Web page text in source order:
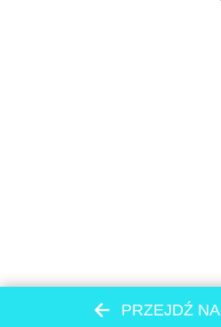
PRZEJDŹ NA